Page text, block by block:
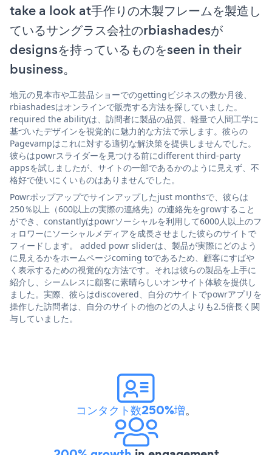
take a look at手作りの木製フレームを製造し
ているサングラス会社のrbiashadesが
designsを持っているものをseen in their
business。
地元の見本市や工芸品ショーでのgettingビジネスの数か月後、
rbiashadesはオンラインで販売する方法を探していました。
required the abilityは、訪問者に製品の品質、軽量で人間工学に
基づいたデザインを視覚的に魅力的な方法で示します。彼らの
Pagevampはこれに対する適切な解決策を提供しませんでした。
彼らはpowrスライダーを見つける前にdifferent third-party
appsを試しましたが、サイトの一部であるかのように見えず、不
格好で使いにくいものはありませんでした。
Powrポップアップでサインアップしたjust monthsで、彼らは
250％以上（600以上の実際の連絡先）の連絡先をgrowすること
ができ、constantlyはpowrソーシャルを利用して6000人以上のフ
ォロワーにソーシャルメディアを成長させました彼らのサイトで
フィードします。 added powr sliderは、製品が実際にどのよう
に見えるかをホームページcoming toであるため、顧客にすばや
く表示するための視覚的な方法です。それは彼らの製品を上手に
紹介し、シームレスに顧客に素晴らしいオンサイト体験を提供し
ました。実際、彼らはdiscovered、自分のサイトでpowrアプリを
操作した訪問者は、自分のサイトの他のどの人よりも2.5倍長く関
与していました。
コンタクト数250%増。